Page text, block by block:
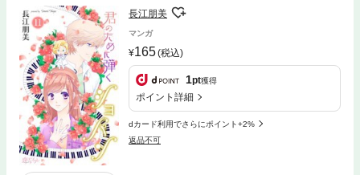
長江朋美
マンガ
165(税込)
1pt獲得
ポイント詳細
dカード利用でさらにポイント+2%
返品不可